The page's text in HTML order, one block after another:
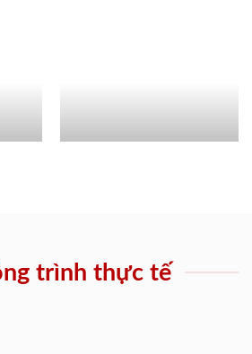
trình thực tế